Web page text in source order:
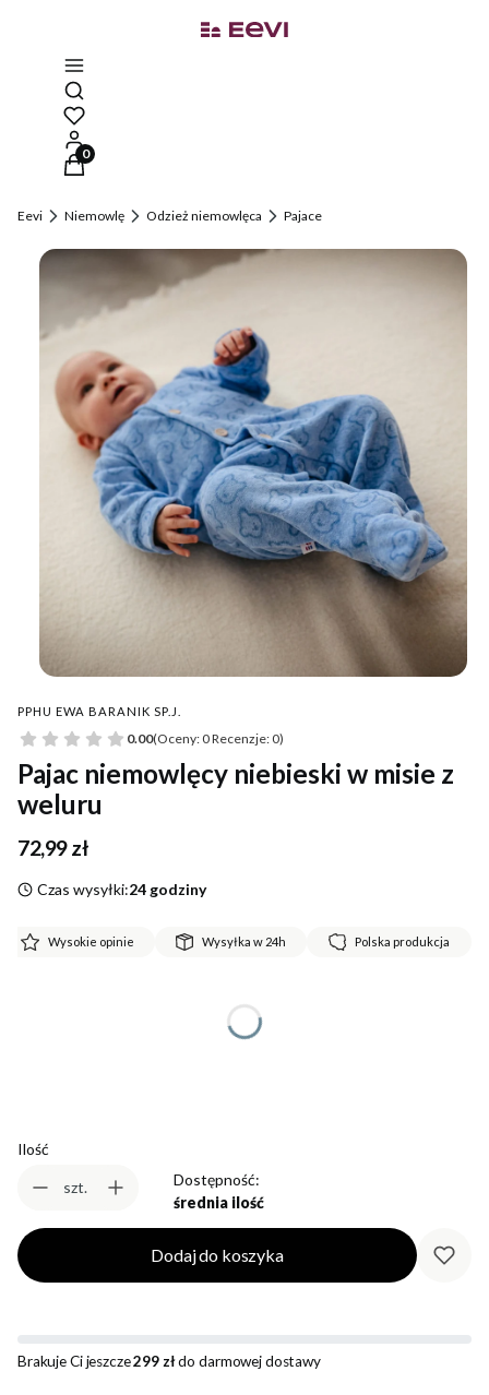
Otwórz wyszukiwarkę
Produkty w koszyku: 0. Zobacz szczegóły
Eevi Niemowlę Odzież niemowlęca Pajace
PPHU EWA BARANIK SP.J.
0.00(Oceny: 0 Recenzje: 0)
Pajac niemowlęcy niebieski w misie z
weluru
Cena
72,99 zł
Czas wysyłki:24 godziny
Wysokie opinie Wysyłka w 24h Polska produkcja
Ilość
szt.
Dostępność:
średnia ilość
Dodaj do koszyka
Brakuje Ci jeszcze299 złdo darmowej dostawy